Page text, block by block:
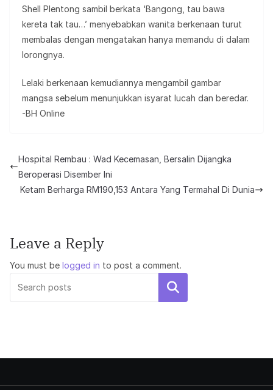
Shell Plentong sambil berkata ‘Bangong, tau bawa
kereta tak tau…’ menyebabkan wanita berkenaan turut
membalas dengan mengatakan hanya memandu di dalam
lorongnya.
Lelaki berkenaan kemudiannya mengambil gambar
mangsa sebelum menunjukkan isyarat lucah dan beredar.
-BH Online
Hospital Rembau : Wad Kecemasan, Bersalin Dijangka
Beroperasi Disember Ini
Ketam Berharga RM190,153 Antara Yang Termahal Di Dunia
Leave a Reply
You must be logged in to post a comment.
Search